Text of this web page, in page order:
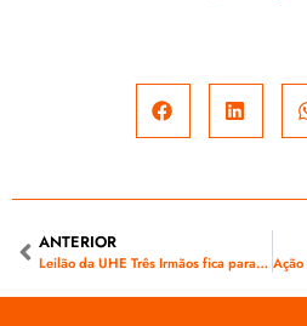
ANTERIOR
Leilão da UHE Três Irmãos fica para janeiro de 2014